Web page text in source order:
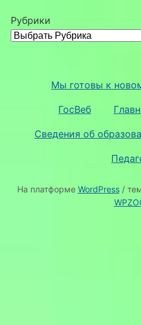
Рубрики
Мы готовы к
ГосВеб
Сведения об
На платформе WordPress/